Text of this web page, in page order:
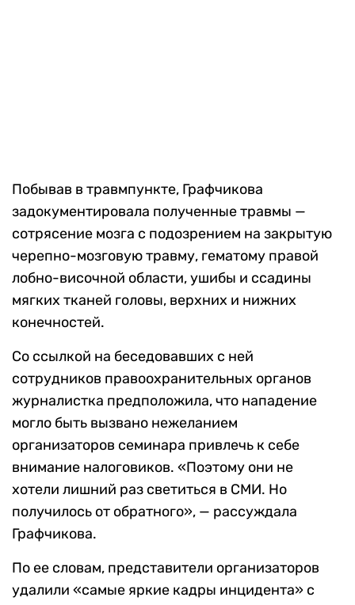
Побывав в травмпункте, Графчикова
задокументировала полученные травмы —
сотрясение мозга с подозрением на закрытую
черепно-мозговую травму, гематому правой
лобно-височной области, ушибы и ссадины
мягких тканей головы, верхних и нижних
конечностей.
Со ссылкой на беседовавших с ней
сотрудников правоохранительных органов
журналистка предположила, что нападение
могло быть вызвано нежеланием
организаторов семинара привлечь к себе
внимание налоговиков. «Поэтому они не
хотели лишний раз светиться в СМИ. Но
получилось от обратного», — рассуждала
Графчикова.
По ее словам, представители организаторов
удалили «самые яркие кадры инцидента» с